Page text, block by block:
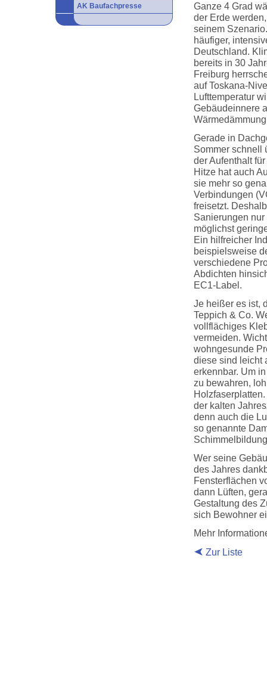
AK Baufachpresse
Ganze 4 Grad
der Erde
seinem
häufiger,
Deutschland.
bereits in 30
Freiburg
auf Toskana-
Lufttemperatur
Gebäudeinnere
Gerade in
Sommer schnell
der Aufenthalt
Hitze hat auch
sie mehr so
Verbindungen
freisetzt.
Sanierungen
möglichst
Ein hilfreicher
beispielsweise
verschiedene
Abdichten
EC1-Label.
Je heißer es ist,
Teppich & Co.
vollflächiges
vermeiden.
wohngesunde
diese sind leicht
erkennbar. Um
zu bewahren,
der kalten
denn auch die
so genannte
Wer seine
des Jahres
Fensterflächen
dann Lüften,
Gestaltung des
sich Bewohner
Mehr
Zur Liste